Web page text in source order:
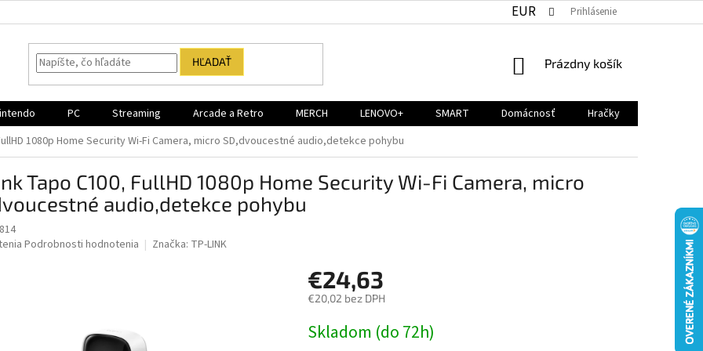
EUR Prihlásenie
HĽADAŤ
NÁKUPNÝ
Prázdny košík
PC Streaming Arcade a Retro MERCH LENOVO+ SMART Domácnosť
Hračky
1080p Home Security Wi-Fi Camera, micro SD,dvoucestné audio,detekce pohybu
Tapo C100, FullHD 1080p Home Security Wi-Fi Camera, micro
audio,detekce pohybu
Podrobnosti hodnotenia Značka: TP-LINK
€24,63
€20,02 bez DPH
cena:
Skladom (do 72h)